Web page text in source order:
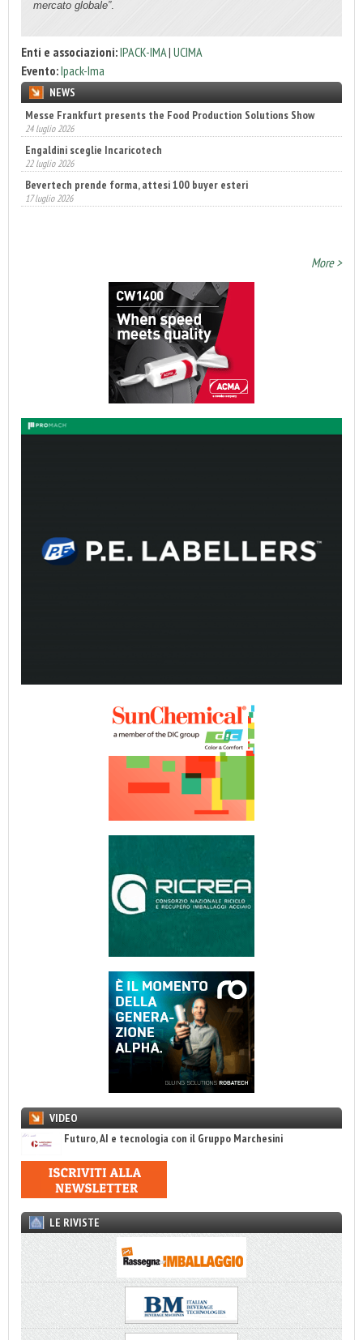
mercato globale”.
Enti e associazioni:IPACK-IMA| UCIMA
Evento:Ipack-Ima
NEWS
Engaldini sceglie Incaricotech
22 luglio 2026
Bevertech prende forma, attesi 100 buyer esteri
17 luglio 2026
Fatturato record per l'industria cosmetica in Italia
10 luglio 2026
More >
VIDEO
Futuro, AI e tecnologia con il Gruppo Marchesini
LE RIVISTE